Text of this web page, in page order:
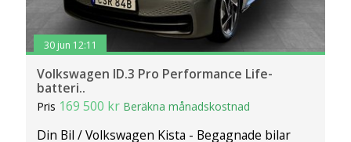
30 jun 12:11
Volkswagen ID.3 Pro Performance Life-
batteri..
Pris 169 500 kr Beräkna månadskostnad
Din Bil / Volkswagen Kista - Begagnade bilar